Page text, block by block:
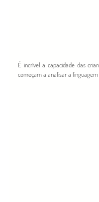
É incrível a capacidade das
começam a analisar a